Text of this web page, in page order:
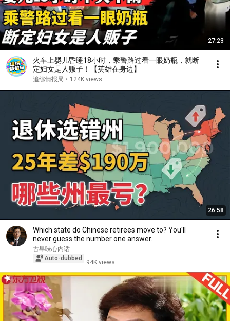
27:23
火车上婴儿昏睡18小时，乘警路过看一眼奶瓶，就断
定妇女是人贩子！【英雄在身边】
追综情报局 • 124K views
26:58
Which state do Chinese retirees move to? You'll
never guess the number one answer.
古早味心内话
Auto-dubbed
94K views